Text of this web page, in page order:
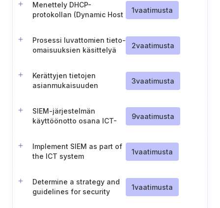
Menettely DHCP-
protokollan (Dynamic Host
yrityksen tieto-
omaisuusluettelon
1vaatimusta
Prosessi luvattomien tieto-
omaisuuksien käsittelyä
2vaatimusta
Kerättyjen tietojen
asianmukaisuuden
3vaatimusta
SIEM-järjestelmän
käyttöönotto osana ICT-
9vaatimusta
Implement SIEM as part of
the ICT system
1vaatimusta
Determine a strategy and
guidelines for security
1vaatimusta